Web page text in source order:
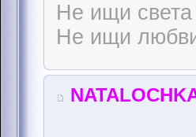
Не ищи света
Не ищи